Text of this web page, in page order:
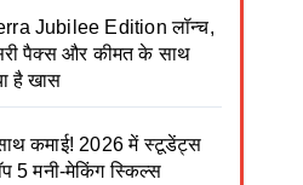
Jubilee Edition लॉन्च,
पैक्स और कीमत के साथ
है खास
कमाई! 2026 में स्टूडेंट्स
5 मनी-मेकिंग स्किल्स